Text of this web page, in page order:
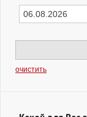
очистить